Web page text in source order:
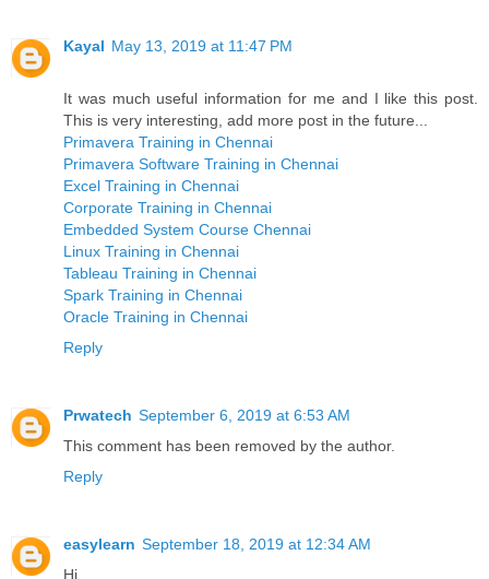
Kayal May 13, 2019 at 11:47 PM
It was much useful information for me and I like this post.
This is very interesting, add more post in the future...
Primavera Training in Chennai
Primavera Software Training in Chennai
Excel Training in Chennai
Corporate Training in Chennai
Embedded System Course Chennai
Linux Training in Chennai
Tableau Training in Chennai
Spark Training in Chennai
Oracle Training in Chennai
Reply
Prwatech September 6, 2019 at 6:53 AM
This comment has been removed by the author.
Reply
easylearn September 18, 2019 at 12:34 AM
Hi,